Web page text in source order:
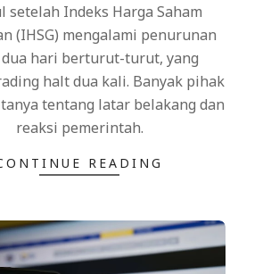
setelah Indeks Harga Saham
(IHSG) mengalami penurunan
hari berturut-turut, yang
halt dua kali. Banyak pihak
tentang latar belakang dan
reaksi pemerintah.
READING